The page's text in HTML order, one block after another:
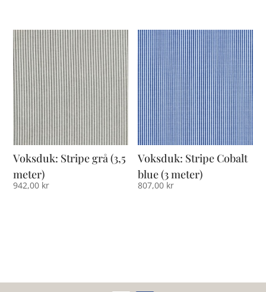
Voksduk: Stripe grå (3,5
meter)
942,00 kr
Voksduk: Stripe Cobalt
blue (3 meter)
807,00 kr